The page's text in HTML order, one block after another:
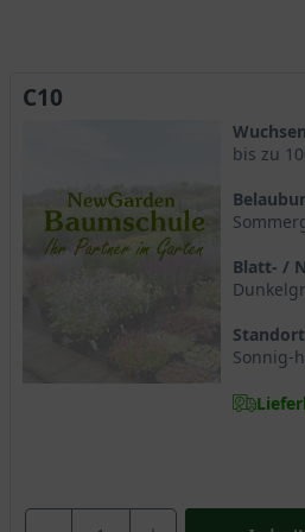
C10
bis zu
Blatt- /
Standort
Sonnig-